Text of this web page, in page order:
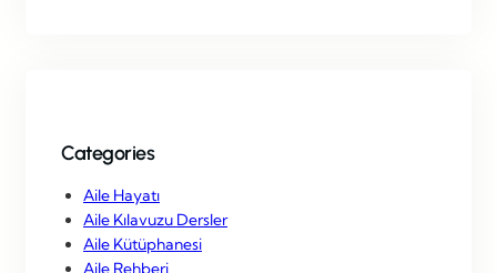
Categories
Aile Hayatı
Aile Kılavuzu Dersler
Aile Kütüphanesi
Aile Rehberi